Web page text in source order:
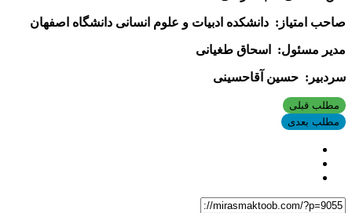
صاحب امتیاز: دانشكده ادبیات و علوم انسانی دانشگاه اصفهان
مدیر مسئول: اسحاق طغیانی
سردبیر: حسین آقاحسینی
مطلب قبلی
مطلب بعدی